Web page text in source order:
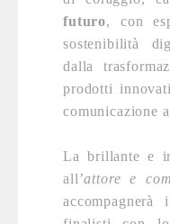
futuro, con
sostenibilità
dalla
prodotti
comunicazione
La brillante e
all’attore e